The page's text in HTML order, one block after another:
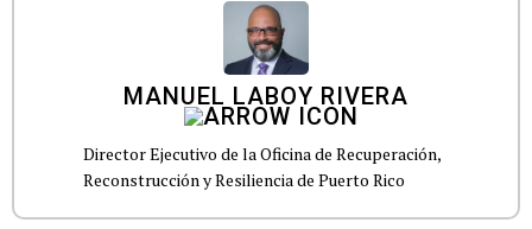
MANUEL LABOY RIVERA
Director Ejecutivo de la Oficina de Recuperación,
Reconstrucción y Resiliencia de Puerto Rico